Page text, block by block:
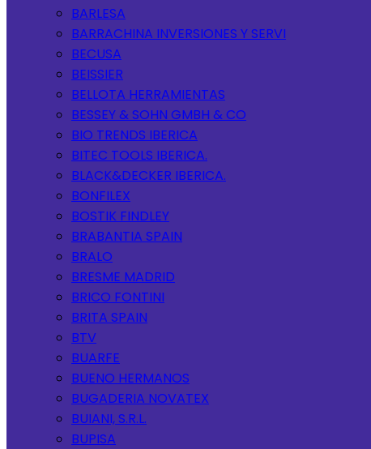
BARLESA
BARRACHINA INVERSIONES Y SERVI
BECUSA
BEISSIER
BELLOTA HERRAMIENTAS
BESSEY & SOHN GMBH & CO
BIO TRENDS IBERICA
BITEC TOOLS IBERICA.
BLACK&DECKER IBERICA.
BONFILEX
BOSTIK FINDLEY
BRABANTIA SPAIN
BRALO
BRESME MADRID
BRICO FONTINI
BRITA SPAIN
BTV
BUARFE
BUENO HERMANOS
BUGADERIA NOVATEX
BUIANI, S.R.L.
BUPISA